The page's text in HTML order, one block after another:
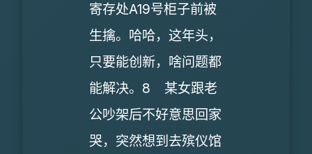
寄存处A19号柜子前被
生擒。哈哈，这年头，
只要能创新，啥问题都
能解决。8 某女跟老
公吵架后不好意思回家
哭，突然想到去殡仪馆